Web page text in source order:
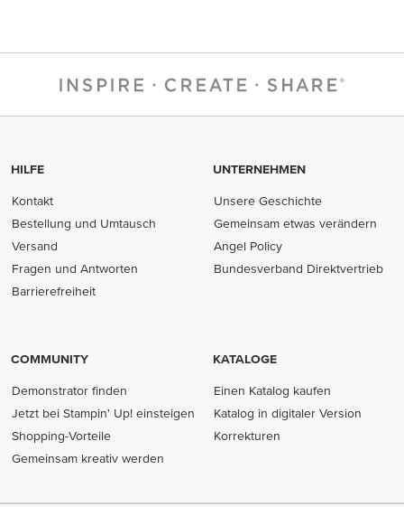
HILFE
Kontakt
Bestellung und Umtausch
Versand
Fragen und Antworten
Barrierefreiheit
UNTERNEHMEN
Unsere Geschichte
Gemeinsam etwas verändern
Angel Policy
Bundesverband Direktvertrieb
COMMUNITY
Demonstrator finden
Jetzt bei Stampin' Up! einsteigen
Shopping-Vorteile
Gemeinsam kreativ werden
KATALOGE
Einen Katalog kaufen
Katalog in digitaler Version
Korrekturen